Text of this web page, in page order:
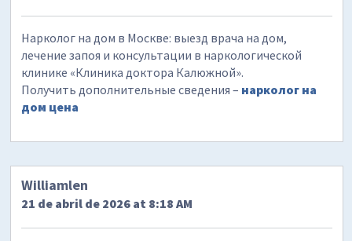
Нарколог на дом в Москве: выезд врача на дом,
лечение запоя и консультации в наркологической
клинике «Клиника доктора Калюжной».
Получить дополнительные сведения – нарколог на
дом цена
Williamlen
21 de abril de 2026 at 8:18 AM